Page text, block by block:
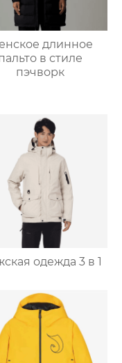
длинное
в стиле
пэчворк
одежда 3 в 1